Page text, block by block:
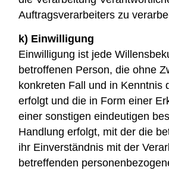
Auftragsverarbeiters zu
k) Einwilligung
Einwilligung ist jede
betroffenen Person, die ohne
konkreten Fall und in Kenntnis
erfolgt und die in Form einer
einer sonstigen eindeutigen
Handlung erfolgt, mit der die
ihr Einverständnis mit der
betreffenden